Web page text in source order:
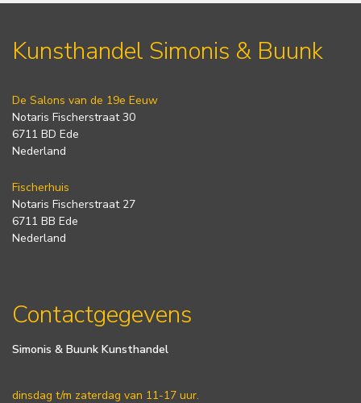
Kunsthandel Simonis & Buunk
De Salons van de 19e Eeuw
Notaris Fischerstraat 30
6711 BD Ede
Nederland
Fischerhuis
Notaris Fischerstraat 27
6711 BB Ede
Nederland
Contactgegevens
Simonis & Buunk Kunsthandel
dinsdag t/m zaterdag van 11-17 uur.